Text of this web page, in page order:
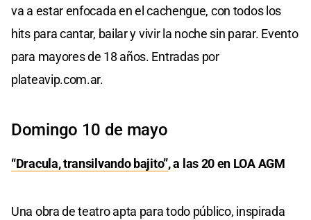
va a estar enfocada en el cachengue, con todos los
hits para cantar, bailar y vivir la noche sin parar. Evento
para mayores de 18 años. Entradas por
plateavip.com.ar.
Domingo 10 de mayo
“Dracula, transilvando bajito”, a las 20 en LOA AGM
Una obra de teatro apta para todo público, inspirada